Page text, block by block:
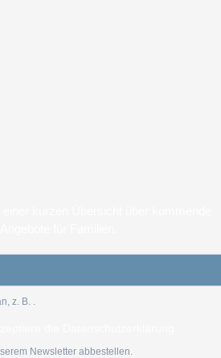
z. B. .
Newsletter abbestellen.